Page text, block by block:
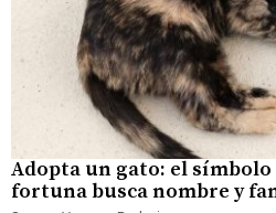
Adopta un gato: el
fortuna busca nombre y